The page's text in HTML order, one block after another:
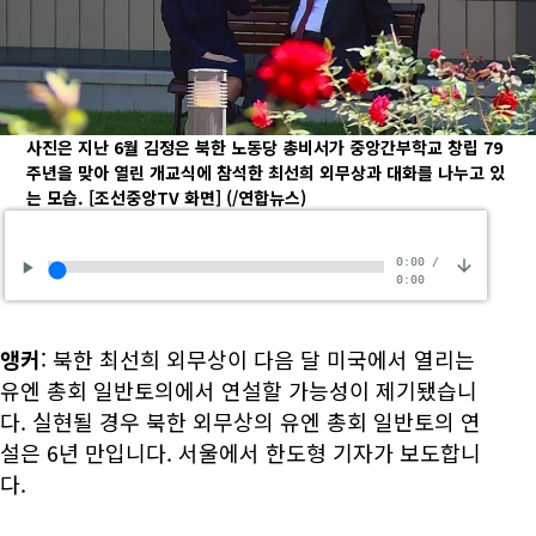
사진은 지난 6월 김정은 북한 노동당 총비서가 중앙간부학교 창립 79
주년을 맞아 열린 개교식에 참석한 최선희 외무상과 대화를 나누고 있
는 모습. [조선중앙TV 화면] (/연합뉴스)
0:00/
0:00
앵커: 북한 최선희 외무상이 다음 달 미국에서 열리는
유엔 총회 일반토의에서 연설할 가능성이 제기됐습니
다. 실현될 경우 북한 외무상의 유엔 총회 일반토의 연
설은 6년 만입니다. 서울에서 한도형 기자가 보도합니
다.